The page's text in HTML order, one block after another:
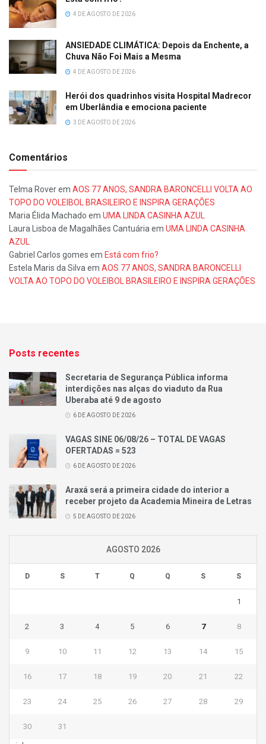
4 DE AGOSTO DE 2026
ANSIEDADE CLIMÁTICA: Depois da Enchente, a
Chuva Não Foi Mais a Mesma
4 DE AGOSTO DE 2026
Herói dos quadrinhos visita Hospital Madrecor
em Uberlândia e emociona paciente
3 DE AGOSTO DE 2026
Comentários
Telma Roverem AOS 77 ANOS, SANDRA BARONCELLI VOLTA AO
TOPO DO VOLEIBOL BRASILEIRO E INSPIRA GERAÇÕES
Maria Élida Machado em UMA LINDA CASINHA AZUL
Laura Lisboa de Magalhães Cantuária em UMA LINDA CASINHA
AZUL
Gabriel Carlos gomes em Está com frio?
Estela Maris da Silva em AOS 77 ANOS, SANDRA BARONCELLI
VOLTA AO TOPO DO VOLEIBOL BRASILEIRO E INSPIRA GERAÇÕES
Posts recentes
Secretaria de Segurança Pública informa
interdições nas alças do viaduto da Rua
Uberaba até 9 de agosto
6 DE AGOSTO DE 2026
VAGAS SINE 06/08/26 – TOTAL DE VAGAS
OFERTADAS = 523
6 DE AGOSTO DE 2026
Araxá será a primeira cidade do interior a
receber projeto da Academia Mineira de Letras
5 DE AGOSTO DE 2026
AGOSTO 2026
D S T Q Q S S
1
2 3 4 5 6 7 8
9 10 11 12 13 14 15
16 17 18 19 20 21 22
23 24 25 26 27 28 29
30 31